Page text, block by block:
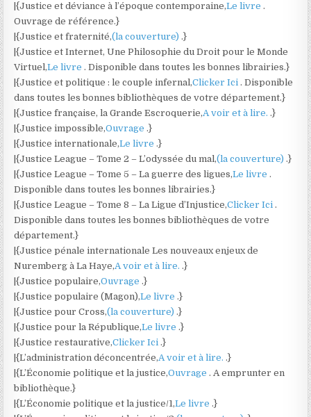
|{Justice et déviance à l’époque contemporaine,Le livre.
Ouvrage de référence.}
|{Justice et fraternité,(la couverture).}
|{Justice et Internet, Une Philosophie du Droit pour le Monde
Virtuel,Le livre. Disponible dans toutes les bonnes librairies.}
|{Justice et politique : le couple infernal,Clicker Ici. Disponible
dans toutes les bonnes bibliothèques de votre département.}
|{Justice française, la Grande Escroquerie,A voir et à lire..}
|{Justice impossible,Ouvrage.}
|{Justice internationale,Le livre.}
|{Justice League – Tome 2 – L’odyssée du mal,(la couverture).}
|{Justice League – Tome 5 – La guerre des ligues,Le livre.
Disponible dans toutes les bonnes librairies.}
|{Justice League – Tome 8 – La Ligue d’Injustice,Clicker Ici.
Disponible dans toutes les bonnes bibliothèques de votre
département.}
|{Justice pénale internationale Les nouveaux enjeux de
Nuremberg à La Haye,A voir et à lire..}
|{Justice populaire,Ouvrage.}
|{Justice populaire (Magon),Le livre.}
|{Justice pour Cross,(la couverture).}
|{Justice pour la République,Le livre.}
|{Justice restaurative,Clicker Ici.}
|{L’administration déconcentrée,A voir et à lire..}
|{L’Économie politique et la justice,Ouvrage. A emprunter en
bibliothèque.}
|{L’Économie politique et la justice/1,Le livre.}